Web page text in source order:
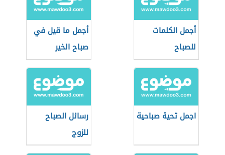
أجمل الكلمات
للصباح
أجمل ما قيل في
صباح الخير
اجمل تحية صباحية
رسائل الصباح
للزوج